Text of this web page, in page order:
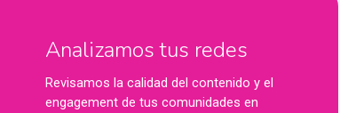
Analizamos tus redes
Revisamos la calidad del contenido y el
engagement de tus comunidades en